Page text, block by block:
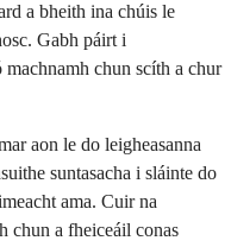
a bheith ina chúis le
Gabh páirt i
chun scíth a chur
aon le do leigheasanna
suntasacha i sláinte do
ama. Cuir na
chun a fheiceáil conas